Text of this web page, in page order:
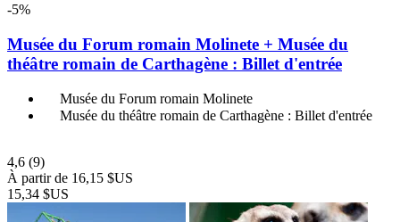
-5%
Musée du Forum romain Molinete + Musée du
théâtre romain de Carthagène : Billet d'entrée
Musée du Forum romain Molinete
Musée du théâtre romain de Carthagène : Billet d'entrée
4,6 (9)
À partir de 16,15 $US
15,34 $US